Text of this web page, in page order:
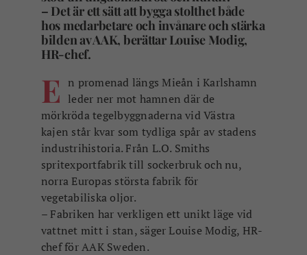
– Det är ett sätt att bygga stolthet både
hos medarbetare och invånare och stärka
bilden av AAK, berättar Louise Modig,
HR-chef.
E n promenad längs Mieån i Karlshamn
leder ner mot hamnen där de
mörkröda tegelbyggnaderna vid Västra
kajen står kvar som tydliga spår av stadens
industrihistoria. Från L.O. Smiths
spritexportfabrik till sockerbruk och nu,
norra Europas största fabrik för
vegetabiliska oljor.
– Fabriken har verkligen ett unikt läge vid
vattnet mitt i stan, säger Louise Modig, HR-
chef för AAK Sweden.